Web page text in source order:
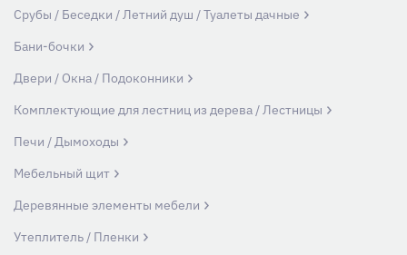
Срубы / Беседки / Летний душ / Туалеты дачные
Бани-бочки
Двери / Окна / Подоконники
Комплектующие для лестниц из дерева / Лестницы
Печи / Дымоходы
Мебельный щит
Деревянные элементы мебели
Утеплитель / Пленки